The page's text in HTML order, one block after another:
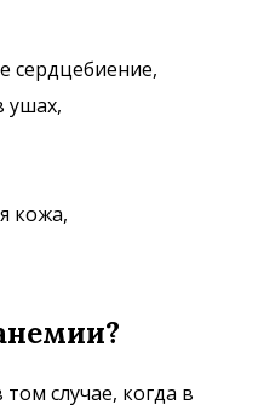
сердцебиение,
ушах,
кожа,
случае, когда в